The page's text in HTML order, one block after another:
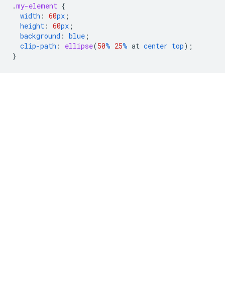
.my-element {
width : 60px ;
height : 60px ;
background : blue ;
clip-path : ellipse(50% 25% at center top);
}